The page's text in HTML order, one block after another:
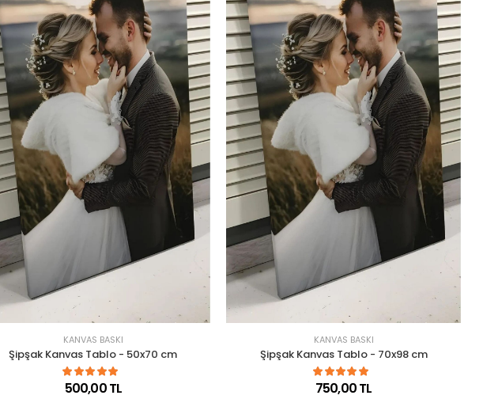
KANVAS BASKI
Şipşak Kanvas Tablo - 50x70 cm
500,00 TL
KANVAS BASKI
Şipşak Kanvas Tablo - 70x98 cm
750,00 TL